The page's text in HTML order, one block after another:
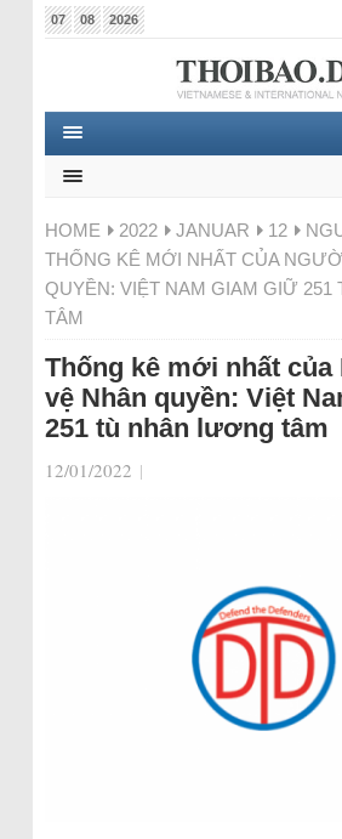
07 08 2026
HOME 2022 JANUAR 12
THỐNG KÊ MỚI NHẤT CỦA
QUYỀN: VIỆT NAM GIAM GIỮ 251
TÂM
Thống kê mới nhất
vệ Nhân quyền: Việt
251 tù nhân lương tâm
12/01/2022 |